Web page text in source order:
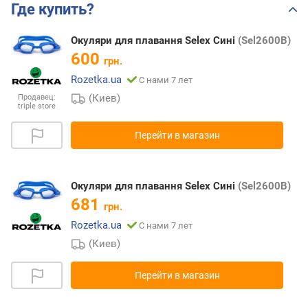
Где купить?
Продавец:
triple store
Окуляри для плавання Selex Сині (Sel2600B)
600 грн.
Rozetka.ua
С нами 7 лет
(Киев)
Перейти в магазин
Окуляри для плавання Selex Сині (Sel2600B)
681 грн.
Rozetka.ua
С нами 7 лет
(Киев)
Перейти в магазин